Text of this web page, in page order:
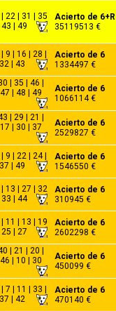
22 | 31 | 35
| 43 | 49
Acierto de 6+R
35119513 €
9 | 16 | 28 |
32 | 43
Acierto de 6
1334497 €
| 35 | 46 |
47 | 48 | 49
Acierto de 6
1066114 €
| 29 | 21 |
17 | 30 | 37
Acierto de 6
2529827 €
9 | 22 | 24 |
37 | 49
Acierto de 6
1546550 €
| 13 | 27 | 32
| 33 | 44
Acierto de 6
310945 €
11 | 13 | 19
| 25 | 27
Acierto de 6
2602298 €
| 21 | 20 |
46 | 10 | 30
Acierto de 6
450099 €
7 | 11 | 33 |
37 | 42
Acierto de 6
470140 €